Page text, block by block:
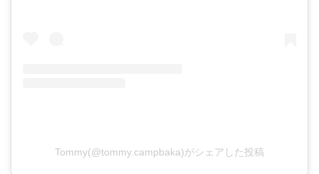
Tommy(@tommy.campbaka)がシェアした投稿